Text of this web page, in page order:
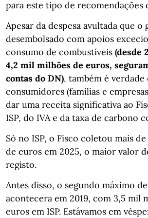
para este tipo de recomendações
Apesar da despesa avultada que
desembolsado com apoios
consumo de combustíveis (desde
4,2 mil milhões de euros,
contas do DN), também é verdade
consumidores (famílias e
dar uma receita significativa ao
ISP, do IVA e da taxa de carbono
Só no ISP, o Fisco coletou mais
de euros em 2025, o maior valor
registo.
Antes disso, o segundo máximo
acontecera em 2019, com 3,5 mil
euros em ISP. Estávamos em